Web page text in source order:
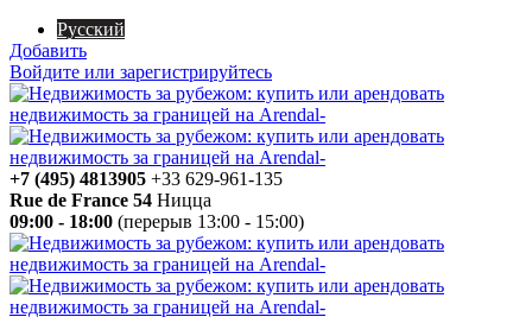
Русский
Добавить
Войдите или зарегистрируйтесь
+7 (495) 4813905 +33 629-961-135
Rue de France 54 Ницца
09:00 - 18:00 (перерыв 13:00 - 15:00)